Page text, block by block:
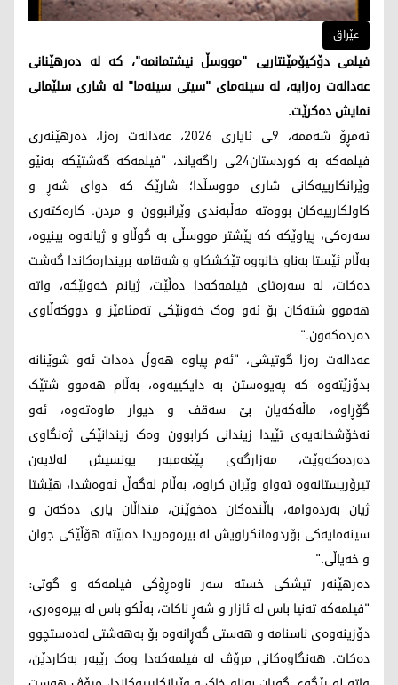
عێراق
فیلمی دۆکیۆمێنتاریی "مووسڵ نیشتمانمە"، کە لە دەرهێنانی
عەدالەت رەزایە، لە سینەمای "سیتی سینەما" لە شاری سلێمانی
نمایش دەکرێت.
ئەمڕۆ شەممە، 9ـی ئایاری 2026، عەدالەت رەزا، دەرهێنەری
فیلمەکە بە کوردستان24ـی راگەیاند، "فیلمەکە گەشتێکە بەنێو
وێرانکارییەکانی شاری مووسڵدا؛ شارێک کە دوای شەڕ و
کاولکارییەکان بووەتە مەڵبەندی وێرانبوون و مردن. کارەکتەری
سەرەکی، پیاوێکە کە پێشتر مووسڵی بە گوڵاو و ژیانەوە بینیوە،
بەڵام ئێستا بەناو خانووە تێکشکاو و شەقامە بریندارەکاندا گەشت
دەکات، لە سەرەتای فیلمەکەدا دەڵێت، ژیانم خەونێکە، واتە
هەموو شتەکان بۆ ئەو وەک خەونێکی تەمئامێز و دووکەڵاوی
دەردەکەون."
عەدالەت رەزا گوتیشی، "ئەم پیاوە هەوڵ دەدات ئەو شوێنانە
بدۆزێتەوە کە پەیوەستن بە دایکییەوە، بەڵام هەموو شتێک
گۆڕاوە، ماڵەکەیان بێ سەقف و دیوار ماوەتەوە، ئەو
نەخۆشخانەیەی تێیدا زیندانی کرابوون وەک زیندانێکی ژەنگاوی
دەردەکەوێت، مەزارگەی پێغەمبەر یونسیش لەلایەن
تیرۆریستانەوە تەواو وێران کراوە، بەڵام لەگەڵ ئەوەشدا، هێشتا
ژیان بەردەوامە، باڵندەکان دەخوێنن، منداڵان یاری دەکەن و
سینەمایەکی بۆردومانکراویش لە بیرەوەریدا دەبێتە هۆڵێکی جوان
و خەیاڵی."
دەرهێنەر تیشکی خستە سەر ناوەڕۆکی فیلمەکە و گوتی:
"فیلمەکە تەنیا باس لە ئازار و شەڕ ناکات، بەڵکو باس لە بیرەوەری،
دۆزینەوەی ناسنامە و هەستی گەڕانەوە بۆ بەهەشتی لەدەستچوو
دەکات. هەنگاوەکانی مرۆڤ لە فیلمەکەدا وەک رێبەر بەکاردێن،